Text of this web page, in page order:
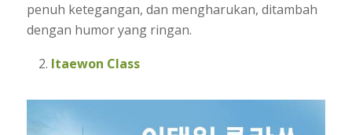
penuh ketegangan, dan mengharukan, ditambah
dengan humor yang ringan.
Itaewon Class